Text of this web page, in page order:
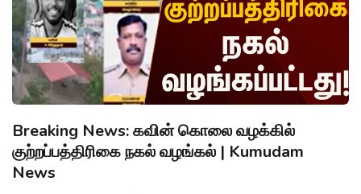
Breaking News: கவின் கொலை வழக்கில்
குற்றப்பத்திரிகை நகல் வழங்கல் | Kumudam
News